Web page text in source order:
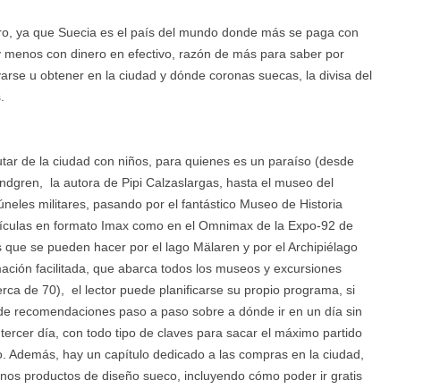
ya que Suecia es el país del mundo donde más se paga con
con dinero en efectivo, razón de más para saber por
u obtener en la ciudad y dónde coronas suecas, la divisa del
de la ciudad con niños, para quienes es un paraíso (desde
la autora de Pipi Calzaslargas, hasta el museo del
militares, pasando por el fantástico Museo de Historia
en formato Imax como en el Omnimax de la Expo-92 de
se pueden hacer por el lago Mälaren y por el Archipiélago
facilitada, que abarca todos los museos y excursiones
de 70), el lector puede planificarse su propio programa, si
recomendaciones paso a paso sobre a dónde ir en un día sin
día, con todo tipo de claves para sacar el máximo partido
Además, hay un capítulo dedicado a las compras en la ciudad,
productos de diseño sueco, incluyendo cómo poder ir gratis